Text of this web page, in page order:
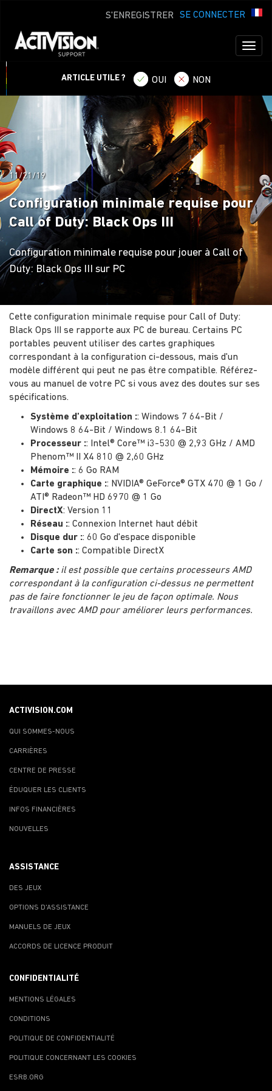
SE CONNECTER
S'ENREGISTRER
ARTICLE UTILE ? OUI NON
11/21/19
Configuration minimale requise pour
Call of Duty: Black Ops III
Configuration minimale requise pour jouer à Call of
Duty: Black Ops III sur PC
Cette configuration minimale requise pour Call of Duty:
Black Ops III se rapporte aux PC de bureau. Certains PC
portables peuvent utiliser des cartes graphiques
correspondant à la configuration ci-dessous, mais d'un
modèle différent qui peut ne pas être compatible. Référez-
vous au manuel de votre PC si vous avez des doutes sur ses
spécifications.
Système d'exploitation :: Windows 7 64-Bit /
Windows 8 64-Bit / Windows 8.1 64-Bit
Processeur :: Intel® Core™ i3-530 @ 2,93 GHz / AMD
Phenom™ II X4 810 @ 2,60 GHz
Mémoire :: 6 Go RAM
Carte graphique :: NVIDIA® GeForce® GTX 470 @ 1 Go /
ATI® Radeon™ HD 6970 @ 1 Go
DirectX: Version 11
Réseau :: Connexion Internet haut débit
Disque dur :: 60 Go d'espace disponible
Carte son :: Compatible DirectX
Remarque :il est possible que certains processeurs AMD
correspondant à la configuration ci-dessus ne permettent
pas de faire fonctionner le jeu de façon optimale. Nous
travaillons avec AMD pour améliorer leurs performances.
ACTIVISION.COM
QUI SOMMES-NOUS
CARRIÈRES
CENTRE DE PRESSE
ÉDUQUER LES CLIENTS
INFOS FINANCIÈRES
NOUVELLES
ASSISTANCE
DES JEUX
OPTIONS D'ASSISTANCE
MANUELS DE JEUX
ACCORDS DE LICENCE PRODUIT
CONFIDENTIALITÉ
MENTIONS LÉGALES
CONDITIONS
POLITIQUE DE CONFIDENTIALITÉ
POLITIQUE CONCERNANT LES COOKIES
ESRB.ORG